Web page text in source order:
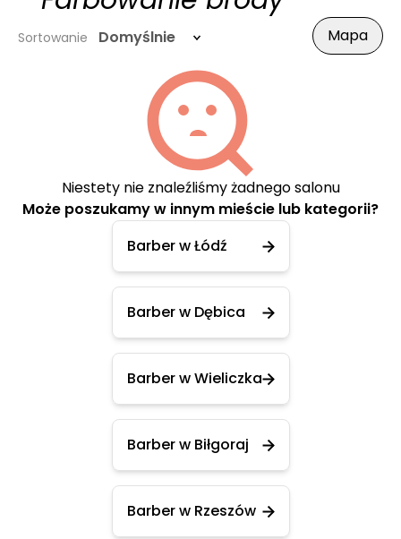
Sortowanie Domyślnie Mapa
Niestety nie znaleźliśmy żadnego salonu
Może poszukamy w innym mieście lub kategorii?
Barber w Łódź
Barber w Dębica
Barber w Wieliczka
Barber w Biłgoraj
Barber w Rzeszów